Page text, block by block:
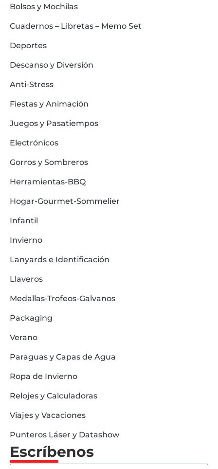
Bolsos y Mochilas
Cuadernos – Libretas – Memo Set
Deportes
Descanso y Diversión
Anti-Stress
Fiestas y Animación
Juegos y Pasatiempos
Electrónicos
Gorros y Sombreros
Herramientas-BBQ
Hogar-Gourmet-Sommelier
Infantil
Invierno
Lanyards e Identificación
Llaveros
Medallas-Trofeos-Galvanos
Packaging
Verano
Paraguas y Capas de Agua
Ropa de Invierno
Relojes y Calculadoras
Viajes y Vacaciones
Punteros Láser y Datashow
Escríbenos